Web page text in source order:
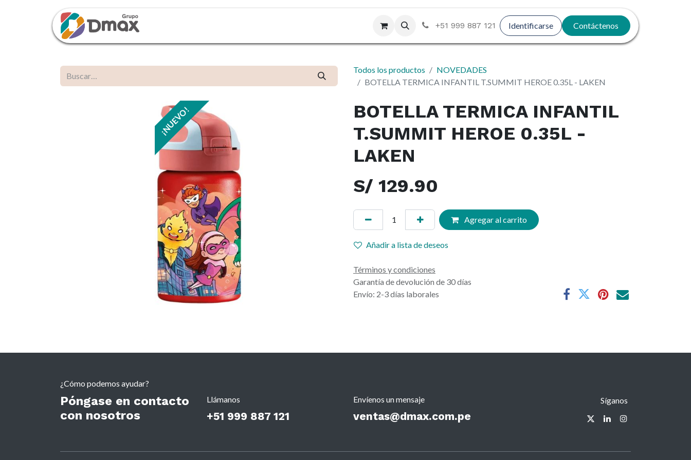
+51 999 887 121 Identificarse Contáctenos
Todos los productos
NOVEDADES
BOTELLA TERMICA INFANTIL T.SUMMIT HEROE 0.35L - LAKEN
¡NUEVO!
BOTELLA TERMICA INFANTIL
T.SUMMIT HEROE 0.35L -
LAKEN
S/ 129.90
Agregar al carrito
Añadir a lista de deseos
Términos y condiciones
Garantía de devolución de 30 días
Envío: 2-3 días laborales
¿Cómo podemos ayudar?
Póngase en contacto
con nosotros
Llámanos
+51 999 887 121
Envíenos un mensaje
ventas@dmax.com.pe
Síganos